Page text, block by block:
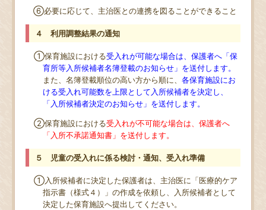
⑥必要に応じて、主治医との連携を図ることができること
４ 利用調整結果の通知
①保育施設における受入れが可能な場合は、保護者へ「保
育所等入所候補者名簿登載のお知らせ」を送付します。
また、名簿登載順位の高い方から順に、 各保育施設にお
ける受入れ可能数を上限として入所候補者を決定し、
「入所候補者決定のお知らせ」を送付します。
②保育施設における受入れが不可能な場合は、保護者へ
「入所不承諾通知書」を送付します。
５ 児童の受入れに係る検討・通知、受入れ準備
①入所候補者に決定した保護者は、主治医に「医療的ケア
指示書（様式４）」の作成を依頼し、入所候補者として
決定した保育施設へ提出してください。